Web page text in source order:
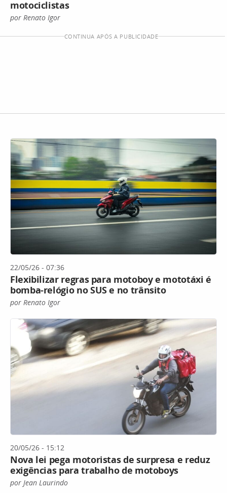
motociclistas
por Renato Igor
CONTINUA APÓS A PUBLICIDADE
22/05/26 - 07:36
Flexibilizar regras para motoboy e mototáxi é
bomba-relógio no SUS e no trânsito
por Renato Igor
20/05/26 - 15:12
Nova lei pega motoristas de surpresa e reduz
exigências para trabalho de motoboys
por Jean Laurindo